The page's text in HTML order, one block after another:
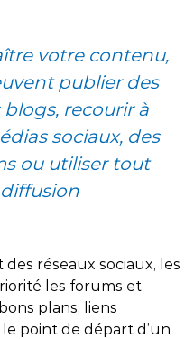
votre contenu,
publier des
blogs, recourir à
sociaux, des
ou utiliser tout
réseaux sociaux, les
les forums et
plans, liens
point de départ d’un